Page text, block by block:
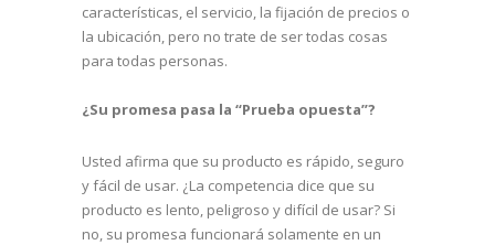
características, el servicio, la fijación de precios o
la ubicación, pero no trate de ser todas cosas
para todas personas.
¿Su promesa pasa la “Prueba opuesta”?
Usted afirma que su producto es rápido, seguro
y fácil de usar. ¿La competencia dice que su
producto es lento, peligroso y difícil de usar? Si
no, su promesa funcionará solamente en un